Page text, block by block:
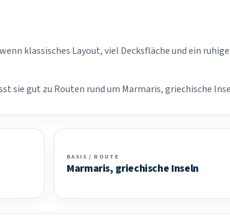
klassisches Layout, viel Decksfläche und ein
sie gut zu Routen rund um Marmaris, griechische
BASIS / ROUTE
Marmaris, griechische Inseln